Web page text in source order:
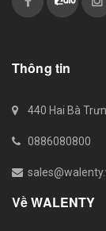
Thông tin
440 Hai Bà
0886080800
Về WALENTY